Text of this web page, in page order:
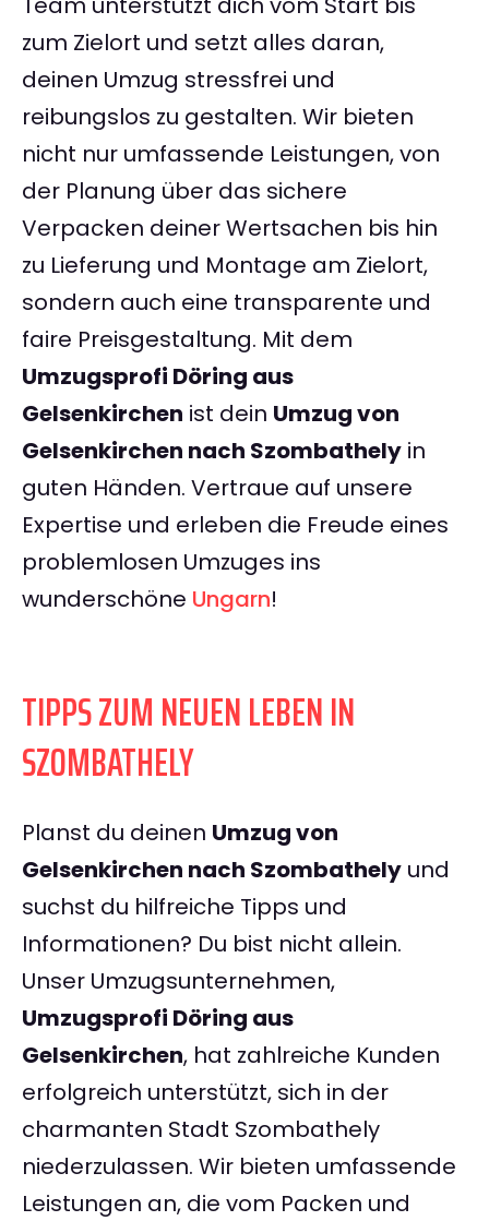
zum Zielort und setzt alles daran,
deinen Umzug stressfrei und
reibungslos zu gestalten. Wir bieten
nicht nur umfassende Leistungen, von
der Planung über das sichere
Verpacken deiner Wertsachen bis hin
zu Lieferung und Montage am Zielort,
sondern auch eine transparente und
faire Preisgestaltung. Mit dem
Umzugsprofi Döring aus
Gelsenkirchen ist dein Umzug von
Gelsenkirchen nach Szombathely in
guten Händen. Vertraue auf unsere
Expertise und erleben die Freude eines
problemlosen Umzuges ins
wunderschöne Ungarn!
TIPPS ZUM NEUEN LEBEN IN
SZOMBATHELY
Planst du deinen Umzug von
Gelsenkirchen nach Szombathely und
suchst du hilfreiche Tipps und
Informationen? Du bist nicht allein.
Unser Umzugsunternehmen,
Umzugsprofi Döring aus
Gelsenkirchen, hat zahlreiche Kunden
erfolgreich unterstützt, sich in der
charmanten Stadt Szombathely
niederzulassen. Wir bieten umfassende
Leistungen an, die vom Packen und